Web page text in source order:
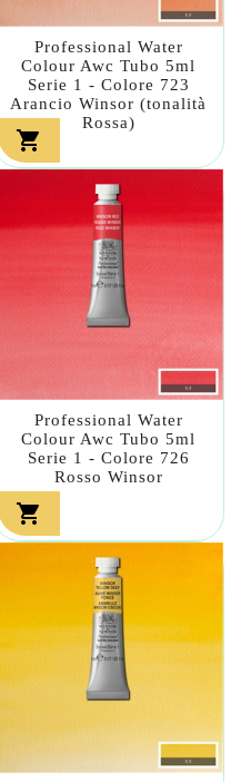
Professional Water
Colour Awc Tubo 5ml
Serie 1 - Colore 723
Arancio Winsor (tonalità
Rossa)

Professional Water
Colour Awc Tubo 5ml
Serie 1 - Colore 726
Rosso Winsor
